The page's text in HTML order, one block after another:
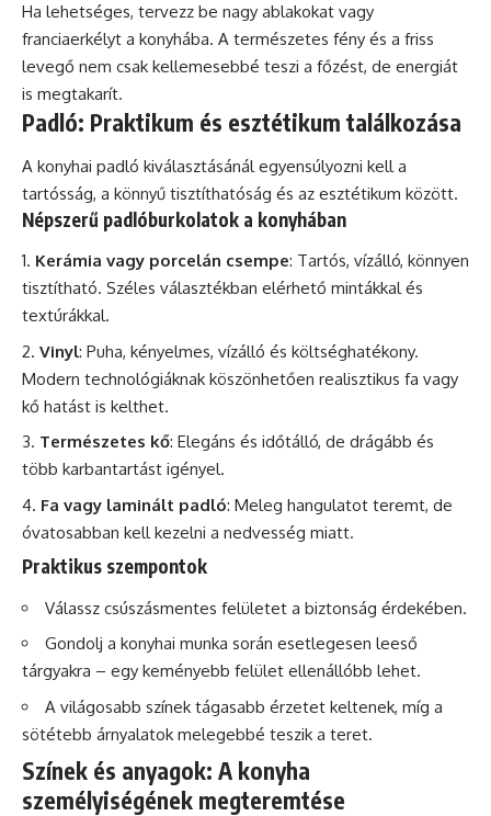
Ha lehetséges, tervezz be nagy ablakokat vagy
franciaerkélyt a konyhába. A természetes fény és a friss
levegő nem csak kellemesebbé teszi a főzést, de energiát
is megtakarít.
Padló: Praktikum és esztétikum találkozása
A konyhai padló kiválasztásánál egyensúlyozni kell a
tartósság, a könnyű tisztíthatóság és az esztétikum között.
Népszerű padlóburkolatok a konyhában
Kerámia vagy porcelán csempe: Tartós, vízálló, könnyen
tisztítható. Széles választékban elérhető mintákkal és
textúrákkal.
Vinyl: Puha, kényelmes, vízálló és költséghatékony.
Modern technológiáknak köszönhetően realisztikus fa vagy
kő hatást is kelthet.
Természetes kő: Elegáns és időtálló, de drágább és
több karbantartást igényel.
Fa vagy laminált padló: Meleg hangulatot teremt, de
óvatosabban kell kezelni a nedvesség miatt.
Praktikus szempontok
Válassz csúszásmentes felületet a biztonság érdekében.
Gondolj a konyhai munka során esetlegesen leeső
tárgyakra – egy keményebb felület ellenállóbb lehet.
A világosabb színek tágasabb érzetet keltenek, míg a
sötétebb árnyalatok melegebbé teszik a teret.
Színek és anyagok: A konyha
személyiségének megteremtése